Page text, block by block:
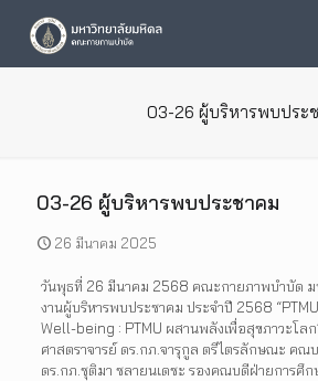
03-26 ผู้บริหารพบประ
03-26 ผู้บริหารพบประชาคม
26 มีนาคม 2025
วันพุธที่ 26 มีนาคม 2568 คณะกายภาพบำบัด
งานผู้บริหารพบประชาคม ประจำปี 2568
Well-being : PTMU ผสานพลังเพื่อสุขภาวะโลก
ศาสตราจารย์ ดร.กภ.จารุกูล ตรีไตรลักษณะ คณ
ดร.กภ.ชุติมา ชลายนเดชะ รองคณบดีฝ่ายการศึก